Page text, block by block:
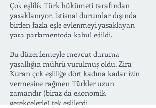
Çok eşlilik Türk hükümeti tarafından
yasaklanıyor. İstisnai durumlar dışında
birden fazla eşle evlenmeyi yasaklayan
yasa parlamentoda kabul edildi.
Bu düzenlemeyle mevcut duruma
yasallığın mührü vurulmuş oldu. Zira
Kuran çok eşliliğe dört kadına kadar izin
vermesine rağmen Türkler uzun
zamandır (biraz da ekonomik
gerekçelerle) tek eşlilerdi.